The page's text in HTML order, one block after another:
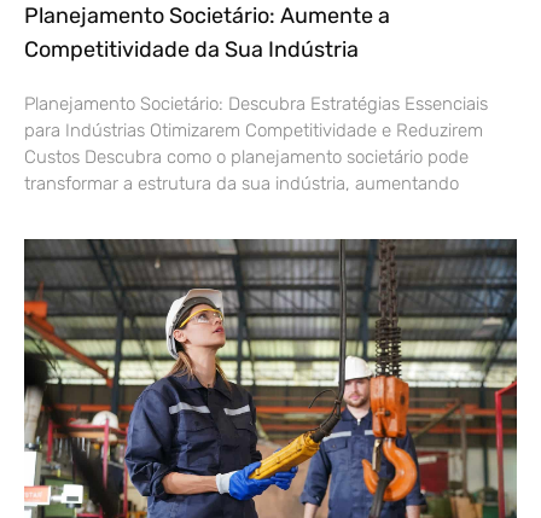
Planejamento Societário: Aumente a
Competitividade da Sua Indústria
Planejamento Societário: Descubra Estratégias Essenciais
para Indústrias Otimizarem Competitividade e Reduzirem
Custos Descubra como o planejamento societário pode
transformar a estrutura da sua indústria, aumentando